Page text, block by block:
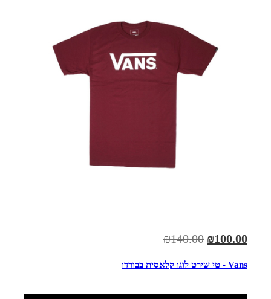
₪100.00
₪140.00
Vans - טי שירט לוגו קלאסית בבורדו